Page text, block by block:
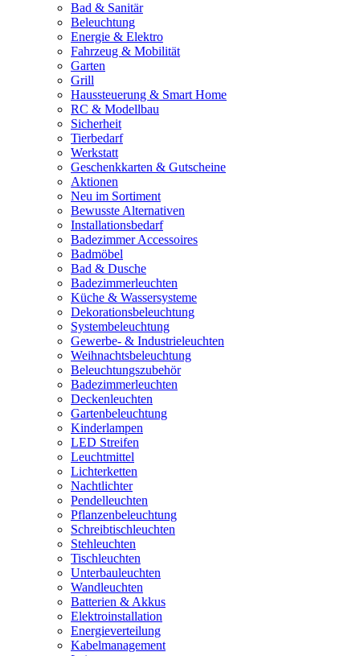
Bad & Sanitär
Beleuchtung
Energie & Elektro
Fahrzeug & Mobilität
Garten
Grill
Haussteuerung & Smart Home
RC & Modellbau
Sicherheit
Tierbedarf
Werkstatt
Geschenkkarten & Gutscheine
Aktionen
Neu im Sortiment
Bewusste Alternativen
Installationsbedarf
Badezimmer Accessoires
Badmöbel
Bad & Dusche
Badezimmerleuchten
Küche & Wassersysteme
Dekorationsbeleuchtung
Systembeleuchtung
Gewerbe- & Industrieleuchten
Weihnachtsbeleuchtung
Beleuchtungszubehör
Badezimmerleuchten
Deckenleuchten
Gartenbeleuchtung
Kinderlampen
LED Streifen
Leuchtmittel
Lichterketten
Nachtlichter
Pendelleuchten
Pflanzenbeleuchtung
Schreibtischleuchten
Stehleuchten
Tischleuchten
Unterbauleuchten
Wandleuchten
Batterien & Akkus
Elektroinstallation
Energieverteilung
Kabelmanagement